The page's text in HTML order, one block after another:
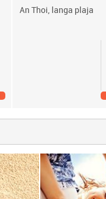
An Thoi, langa plaja